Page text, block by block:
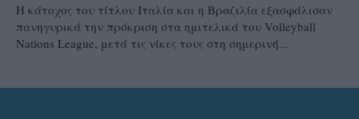
Η κάτοχος του τίτλου Ιταλία και η Βραζιλία εξασφάλισαν
πανηγυρικά την πρόκριση στα ημιτελικά του Volleyball
Nations League, μετά τις νίκες τους στη σημερινή...